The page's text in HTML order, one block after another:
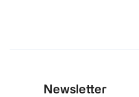
Newsletter